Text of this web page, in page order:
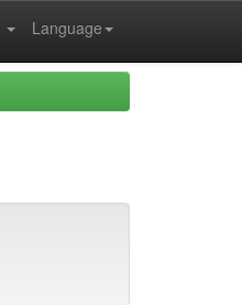
Language